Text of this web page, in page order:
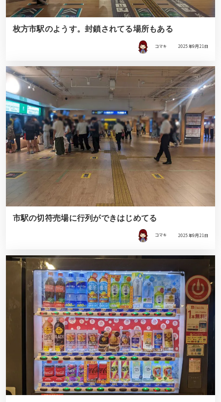
枚方市駅のようす。封鎖されてる場所もある
コマキ 2025年9月21日
市駅の切符売場に行列ができはじめてる
コマキ 2025年9月21日